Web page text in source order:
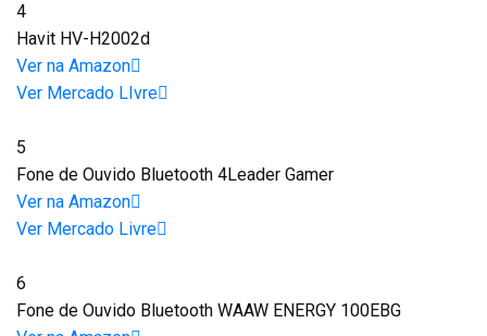
4
Havit HV-H2002d
Ver na Amazon
Ver Mercado LIvre
5
Fone de Ouvido Bluetooth 4Leader Gamer
Ver na Amazon
Ver Mercado Livre
6
Fone de Ouvido Bluetooth WAAW ENERGY 100EBG